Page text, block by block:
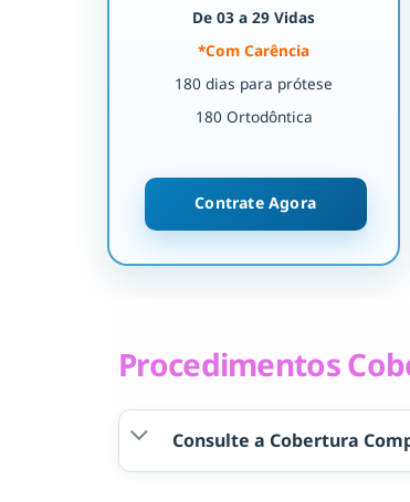
De 03 a 29 Vidas
*Com Carência
180 dias para prótese
180 Ortodôntica
Contrate Agora
Procedimentos
Consulte a Cobertura